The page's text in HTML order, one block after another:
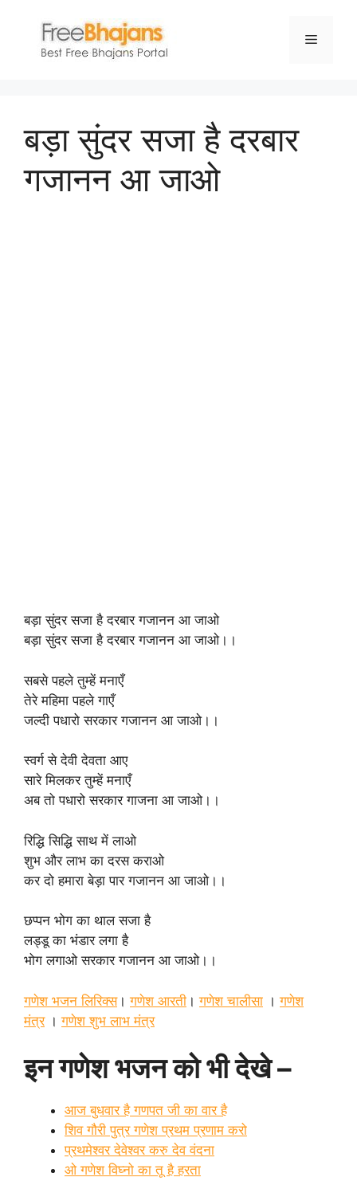
content
Menu
बड़ा सुंदर सजा है दरबार
गजानन आ जाओ
बड़ा सुंदर सजा है दरबार गजानन आ जाओ
बड़ा सुंदर सजा है दरबार गजानन आ जाओ।।
सबसे पहले तुम्हें मनाएँ
तेरे महिमा पहले गाएँ
जल्दी पधारो सरकार गजानन आ जाओ।।
स्वर्ग से देवी देवता आए
सारे मिलकर तुम्हें मनाएँ
अब तो पधारो सरकार गाजना आ जाओ।।
रिद्धि सिद्धि साथ में लाओ
शुभ और लाभ का दरस कराओ
कर दो हमारा बेड़ा पार गजानन आ जाओ।।
छप्पन भोग का थाल सजा है
लड्डू का भंडार लगा है
भोग लगाओ सरकार गजानन आ जाओ।।
गणेश भजन लिरिक्स।गणेश आरती ।गणेश चालीसा ।गणेश
मंत्र।गणेश शुभ लाभ मंत्र
इन गणेश भजन को भी देखे –
आज बुधवार है गणपत जी का वार है
शिव गौरी पुत्र गणेश प्रथम प्रणाम करो
प्रथमेश्वर देवेश्वर करु देव वंदना
ओ गणेश विघ्नो का तू है हरता